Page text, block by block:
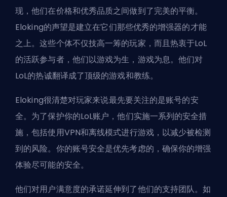
现，他们在价格和优秀品质之间做到了完美的平衡。
Eloking的声望是建立在它们那些优秀的增强器的才能
之上。这些个体不仅技高一筹的玩家，而且热衷于LoL
的活跃参与者，他们以游戏为生，游戏为息。他们对
LoL的热诚翻译成了顶级的游戏和教练。
Eloking很清楚对玩家来说最先要关注的是账号的安
全。为了保护你的LoL账户，他们实施一系列的安全措
施，包括使用VPN和离线模式进行游戏，以减少被检测
到的风险。你的账号安全是优先考虑的，确保你的增强
体验尽可能的安全。
他们对用户满意度的承诺延伸到了他们的支持团队。如